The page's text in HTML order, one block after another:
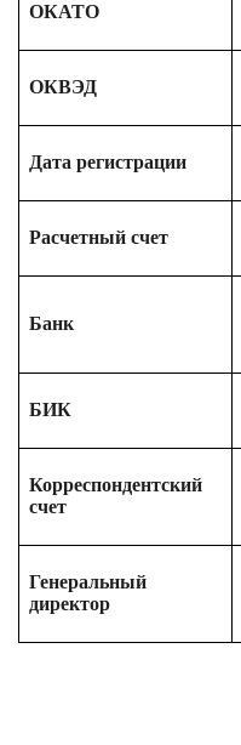
ОКАТО
ОКВЭД
Дата регистрации
Расчетный счет
Банк
БИК
Корреспондентский
счет
Генеральный
директор